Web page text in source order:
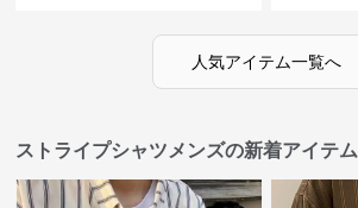
人気アイテム一覧へ
ストライプシャツメンズの新着アイテム